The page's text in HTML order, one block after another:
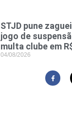
STJD pune
jogo de
multa clube em
04/08/2026